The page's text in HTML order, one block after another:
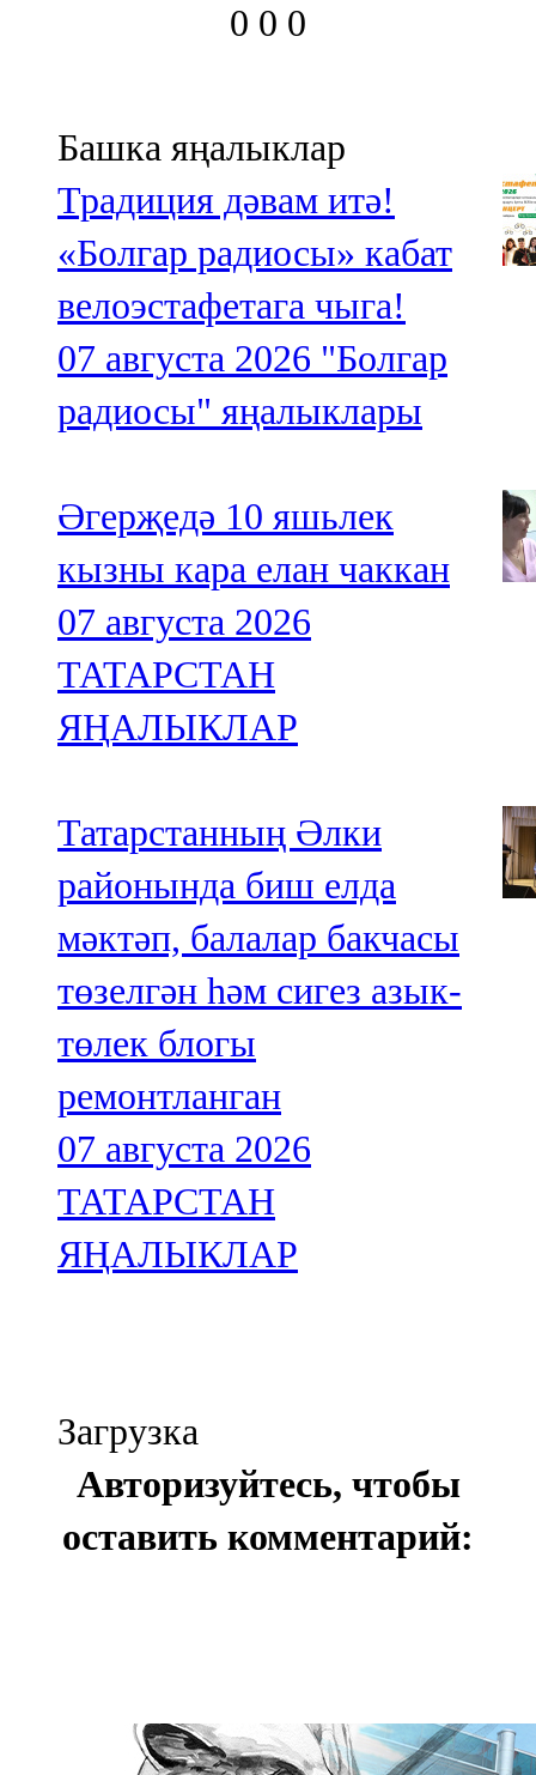
0 0 0
Башка яңалыклар
Традиция дәвам итә!
«Болгар радиосы» кабат
велоэстафетага чыга!
07 августа 2026 "Болгар
радиосы" яңалыклары
Әгерҗедә 10 яшьлек
кызны кара елан чаккан
07 августа 2026
ТАТАРСТАН
ЯҢАЛЫКЛАР
Татарстанның Әлки
районында биш елда
мәктәп, балалар бакчасы
төзелгән һәм сигез азык-
төлек блогы
ремонтланган
07 августа 2026
ТАТАРСТАН
ЯҢАЛЫКЛАР
Загрузка
Авторизуйтесь, чтобы
оставить комментарий: